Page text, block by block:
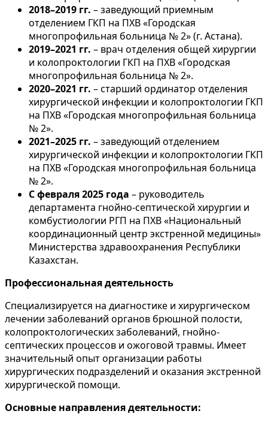
2018–2019 гг. – заведующий приемным
отделением ГКП на ПХВ «Городская
многопрофильная больница № 2» (г. Астана).
2019–2021 гг. – врач отделения общей хирургии
и колопроктологии ГКП на ПХВ «Городская
многопрофильная больница № 2».
2020–2021 гг. – старший ординатор отделения
хирургической инфекции и колопроктологии ГКП
на ПХВ «Городская многопрофильная больница
№ 2».
2021–2025 гг. – заведующий отделением
хирургической инфекции и колопроктологии ГКП
на ПХВ «Городская многопрофильная больница
№ 2».
С февраля 2025 года – руководитель
департамента гнойно-септической хирургии и
комбустиологии РГП на ПХВ «Национальный
координационный центр экстренной медицины»
Министерства здравоохранения Республики
Казахстан.
Профессиональная деятельность
Специализируется на диагностике и хирургическом
лечении заболеваний органов брюшной полости,
колопроктологических заболеваний, гнойно-
септических процессов и ожоговой травмы. Имеет
значительный опыт организации работы
хирургических подразделений и оказания экстренной
хирургической помощи.
Основные направления деятельности: